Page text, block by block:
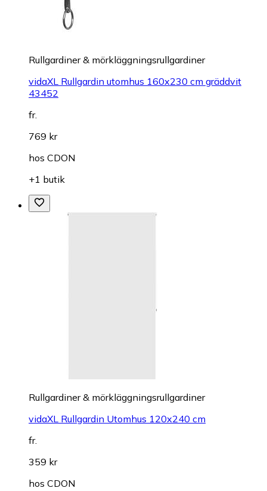
Rullgardiner & mörkläggningsrullgardiner
vidaXL Rullgardin utomhus 160x230 cm gräddvit
43452
fr.
769 kr
hos CDON
+1 butik
Rullgardiner & mörkläggningsrullgardiner
vidaXL Rullgardin Utomhus 120x240 cm
fr.
359 kr
hos CDON